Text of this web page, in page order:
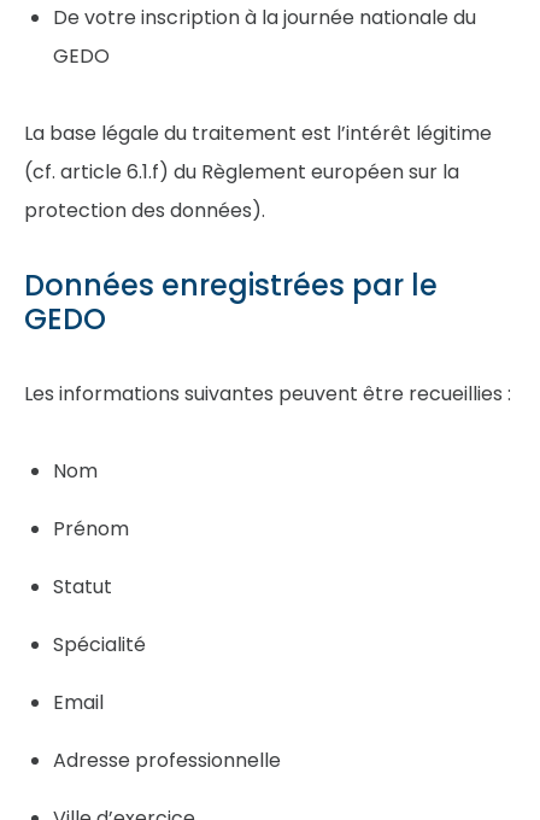
De votre inscription à la journée nationale du
GEDO
La base légale du traitement est l’intérêt légitime
(cf. article 6.1.f) du Règlement européen sur la
protection des données).
Données enregistrées par le
GEDO
Les informations suivantes peuvent être recueillies :
Nom
Prénom
Statut
Spécialité
Email
Adresse professionnelle